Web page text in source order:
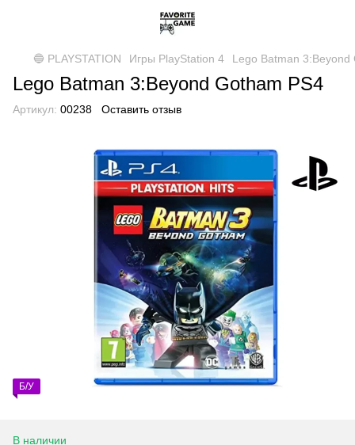
🔵 PLAYSTATION Игры PlayStation 4 Lego Batman 3:Beyond
Lego Batman 3:Beyond Gotham PS4
Артикул: 00238 Оставить отзыв
Б/У
В наличии